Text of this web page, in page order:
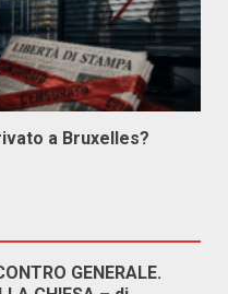
a Bruxelles?
GENERALE.